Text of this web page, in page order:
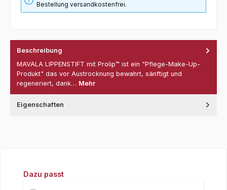
Bestellung versandkostenfrei.
Beschreibung
MAVALA LIPPENSTIFT mit Prolip™ ist ein "Pflege-Make-Up-
Produkt" das vor Austrocknung bewahrt, sänftigt und
regeneriert, dank… Mehr
Eigenschaften
Produktgalerie überspringen
Dazu passt